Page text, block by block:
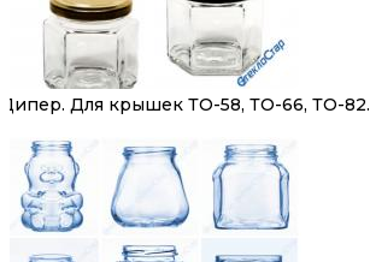
Дипер. Для крышек ТО-58, ТО-66, ТО-82.